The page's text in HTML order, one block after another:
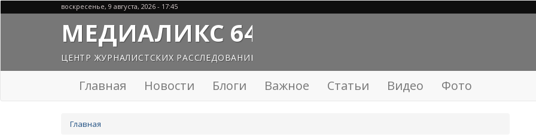
воскресенье, 9 августа, 2026 - 17:45
МЕДИАЛИКС 64
ЦЕНТР ЖУРНАЛИСТСКИХ РАССЛЕДОВАНИЙ
Главная Новости Блоги Важное Статьи Видео Фото
здесь
Главная